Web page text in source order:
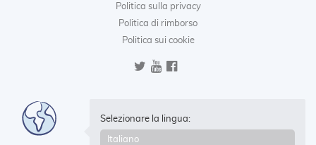
Politica sulla privacy
Politica di rimborso
Politica sui cookie
Selezionare la lingua: